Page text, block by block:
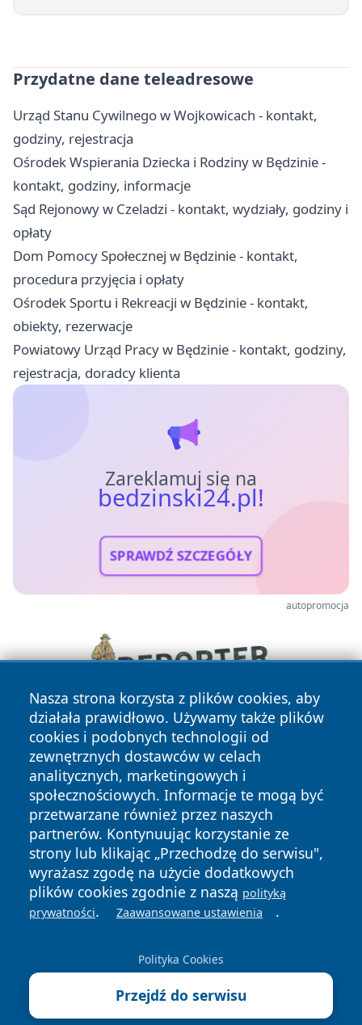
Przydatne dane teleadresowe
Urząd Stanu Cywilnego w Wojkowicach - kontakt,
godziny, rejestracja
Ośrodek Wspierania Dziecka i Rodziny w Będzinie -
kontakt, godziny, informacje
Sąd Rejonowy w Czeladzi - kontakt, wydziały, godziny i
opłaty
Dom Pomocy Społecznej w Będzinie - kontakt,
procedura przyjęcia i opłaty
Ośrodek Sportu i Rekreacji w Będzinie - kontakt,
obiekty, rezerwacje
Powiatowy Urząd Pracy w Będzinie - kontakt, godziny,
rejestracja, doradcy klienta
Zareklamuj się na
bedzinski24.pl!
SPRAWDŹ SZCZEGÓŁY
autopromocja
Nasza strona korzysta z plików cookies, aby
działała prawidłowo. Używamy także plików
cookies i podobnych technologii od
zewnętrznych dostawców w celach
analitycznych, marketingowych i
społecznościowych. Informacje te mogą być
przetwarzane również przez naszych
partnerów. Kontynuując korzystanie ze
strony lub klikając „Przechodzę do serwisu",
wyrażasz zgodę na użycie dodatkowych
plików cookies zgodnie z naszą polityką
prywatności. Zaawansowane ustawienia .
Polityka Cookies
Przejdź do serwisu
Copyright © 2026 bedzinski24.pl Wszystkie prawa
zastrzeżone.
News Autorzy
Polityka
Polityka